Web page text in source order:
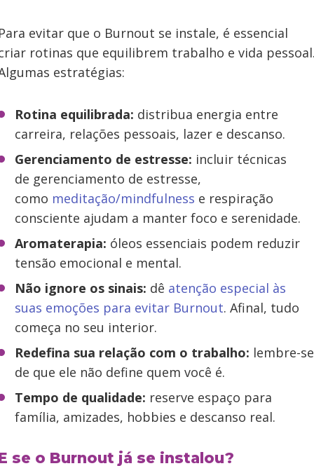
evitar que o Burnout se instale, é essencial
rotinas que equilibrem trabalho e vida
estratégias:
Rotina equilibrada: distribua energia entre
carreira, relações pessoais, lazer e descanso.
Gerenciamento de estresse: incluir técnicas
de gerenciamento de estresse,
como meditação/mindfulness e respiração
consciente ajudam a manter foco e serenidade.
Aromaterapia: óleos essenciais podem reduzir
tensão emocional e mental.
Não ignore os sinais: dê atenção especial às
suas emoções para evitar Burnout. Afinal, tudo
começa no seu interior.
Redefina sua relação com o trabalho: lembre-se
de que ele não define quem você é.
Tempo de qualidade: reserve espaço para
família, amizades, hobbies e descanso real.
se o Burnout já se instalou?